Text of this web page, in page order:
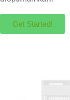
Get Started!